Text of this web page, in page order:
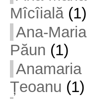
Mîcîială(1)
Ana-Maria
Păun (1)
Anamaria
Țeoanu (1)